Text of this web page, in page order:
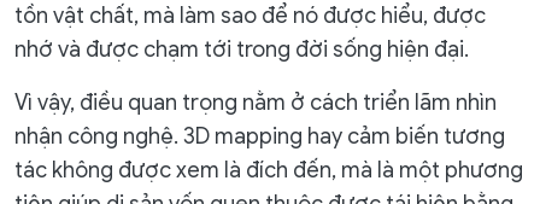
tồn vật chất, mà làm sao để nó được hiểu, được
nhớ và được chạm tới trong đời sống hiện đại.
Vì vậy, điều quan trọng nằm ở cách triển lãm nhìn
nhận công nghệ. 3D mapping hay cảm biến tương
tác không được xem là đích đến, mà là một phương